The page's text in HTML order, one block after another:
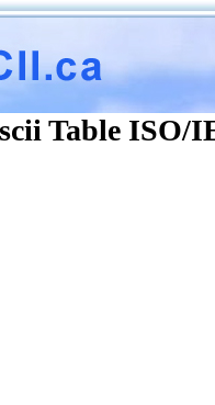
Table ISO/